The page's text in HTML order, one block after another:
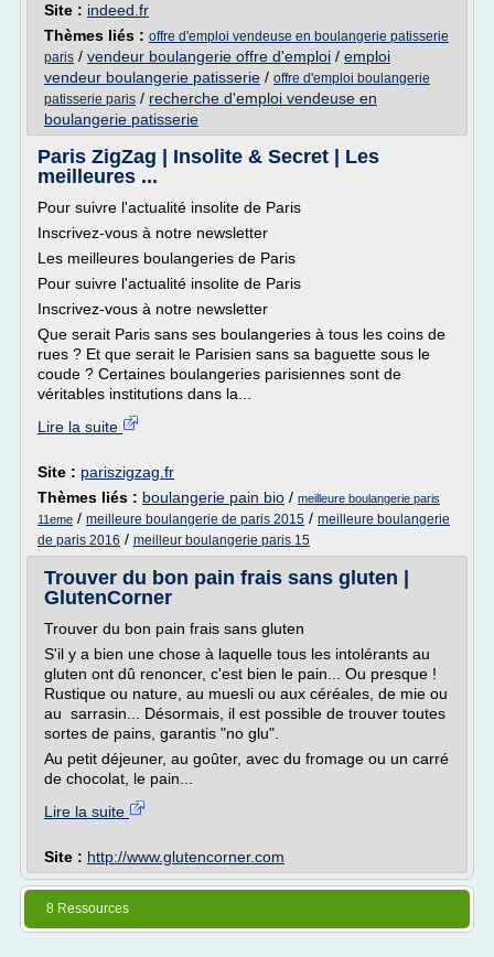
Site : indeed.fr
Thèmes liés : offre d'emploi vendeuse en boulangerie patisserie
paris / vendeur boulangerie offre d'emploi / emploi
vendeur boulangerie patisserie / offre d'emploi boulangerie
patisserie paris / recherche d'emploi vendeuse en
boulangerie patisserie
Paris ZigZag | Insolite & Secret | Les
meilleures ...
Pour suivre l'actualité insolite de Paris
Inscrivez-vous à notre newsletter
Les meilleures boulangeries de Paris
Pour suivre l'actualité insolite de Paris
Inscrivez-vous à notre newsletter
Que serait Paris sans ses boulangeries à tous les coins de
rues ? Et que serait le Parisien sans sa baguette sous le
coude ? Certaines boulangeries parisiennes sont de
véritables institutions dans la...
Lire la suite
Site : pariszigzag.fr
Thèmes liés : boulangerie pain bio / meilleure boulangerie paris
11eme / meilleure boulangerie de paris 2015 / meilleure boulangerie
de paris 2016 / meilleur boulangerie paris 15
Trouver du bon pain frais sans gluten |
GlutenCorner
Trouver du bon pain frais sans gluten
S'il y a bien une chose à laquelle tous les intolérants au
gluten ont dû renoncer, c'est bien le pain... Ou presque !
Rustique ou nature, au muesli ou aux céréales, de mie ou
au sarrasin... Désormais, il est possible de trouver toutes
sortes de pains, garantis "no glu".
Au petit déjeuner, au goûter, avec du fromage ou un carré
de chocolat, le pain...
Lire la suite
Site : http://www.glutencorner.com
8 Ressources